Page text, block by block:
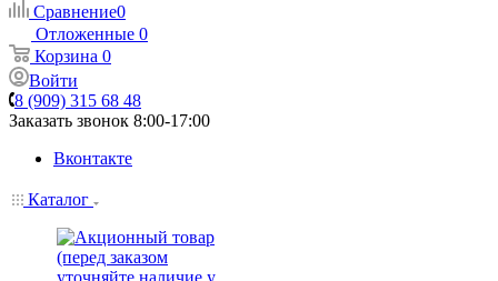
Сравнение0
Отложенные 0
Корзина 0
Войти
8 (909) 315 68 48
Заказать звонок 8:00-17:00
Вконтакте
Каталог